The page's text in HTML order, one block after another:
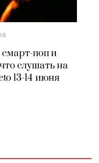
поп и
слушать на
13-14 июня